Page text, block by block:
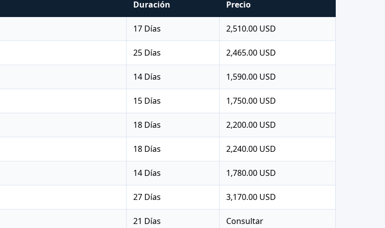
Duración Precio
17 Días 2,510.00 USD
25 Días 2,465.00 USD
14 Días 1,590.00 USD
15 Días 1,750.00 USD
18 Días 2,200.00 USD
18 Días 2,240.00 USD
14 Días 1,780.00 USD
27 Días 3,170.00 USD
21 Días Consultar